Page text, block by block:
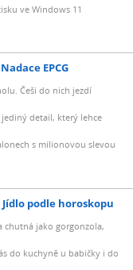
ve Windows 11
Nadace EPCG
Češi do nich jezdí
detail, který lehce
s milionovou slevou
Jídlo podle horoskopu
chutná jako gorgonzola,
do kuchyně u babičky i do